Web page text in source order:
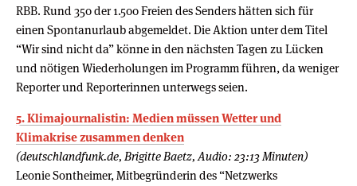
RBB. Rund 350 der 1.500 Freien des Senders hätten sich für
einen Spontanurlaub abgemeldet. Die Aktion unter dem Titel
“Wir sind nicht da” könne in den nächsten Tagen zu Lücken
und nötigen Wiederholungen im Programm führen, da weniger
Reporter und Reporterinnen unterwegs seien.
5. Klimajournalistin: Medien müssen Wetter und
Klimakrise zusammen denken
(deutschlandfunk.de, Brigitte Baetz, Audio: 23:13 Minuten)
Leonie Sontheimer, Mitbegründerin des “Netzwerks